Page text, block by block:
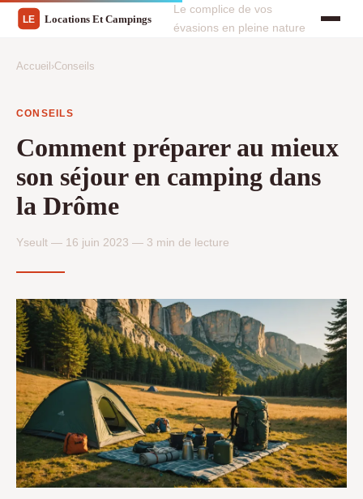
Le complice de vos
évasions en pleine nature
Accueil ›Conseils
CONSEILS
Comment préparer au mieux
son séjour en camping dans
la Drôme
Yseult — 16 juin 2023 — 3 min de lecture